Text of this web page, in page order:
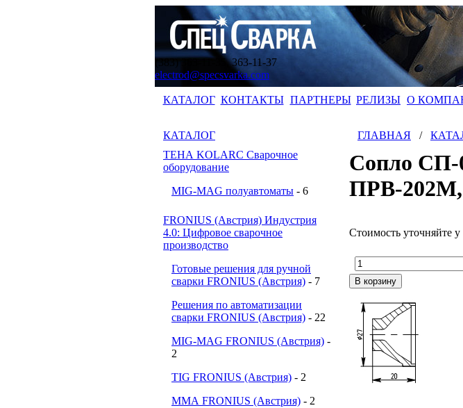
(383) 363-11-35, 363-11-37
electrod@specsvarka.com
КАТАЛОГ КОНТАКТЫ ПАРТНЕРЫ РЕЛИЗЫ О
КАТАЛОГ
ТЕНА KOLARC Сварочное
оборудование
MIG-MAG полуавтоматы - 6
FRONIUS (Австрия) Индустрия
4.0: Цифровое сварочное
производство
Готовые решения для ручной
сварки FRONIUS (Австрия) - 7
Решения по автоматизации
сварки FRONIUS (Австрия) - 22
MIG-MAG FRONIUS (Австрия) -
2
TIG FRONIUS (Австрия) - 2
ММА FRONIUS (Австрия) - 2
ГЛАВНАЯ /
Сопло СП-
ПРВ-
Стоимость уточняйте